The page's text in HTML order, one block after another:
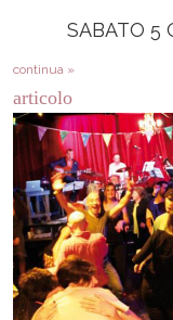
SABATO 5
continua »
articolo